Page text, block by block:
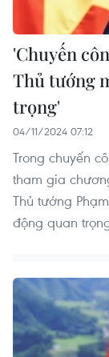
'Chuyến
Thủ tướng
trọng'
04/11/2024 07:12
Trong chuyến
tham gia
Thủ tướng
động quan